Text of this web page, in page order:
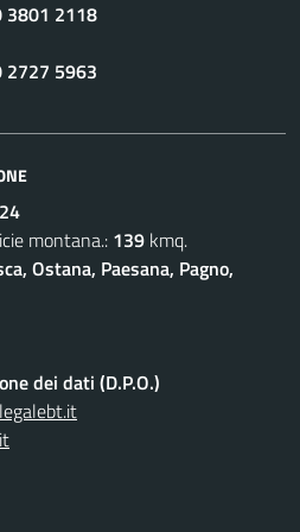
3801 2118
2727 5963
montana.: 139 kmq.
Ostana, Paesana, Pagno,
dei dati (D.P.O.)